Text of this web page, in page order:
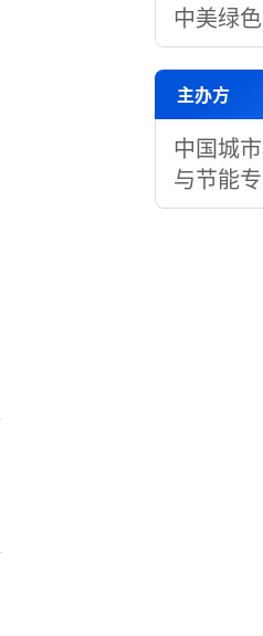
中美绿
主办方
中国城
与节能